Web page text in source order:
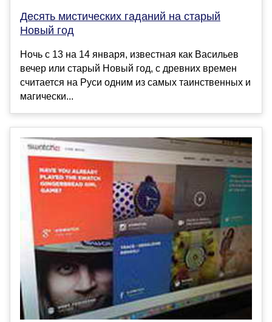
Десять мистических гаданий на старый
Новый год
Ночь с 13 на 14 января, известная как Васильев
вечер или старый Новый год, с древних времен
считается на Руси одним из самых таинственных и
магически...